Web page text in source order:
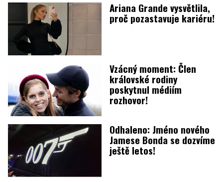
Ariana Grande vysvětlila,
proč pozastavuje kariéru!
Vzácný moment: Člen
královské rodiny
poskytnul médiím
rozhovor!
Odhaleno: Jméno nového
Jamese Bonda se dozvíme
ještě letos!